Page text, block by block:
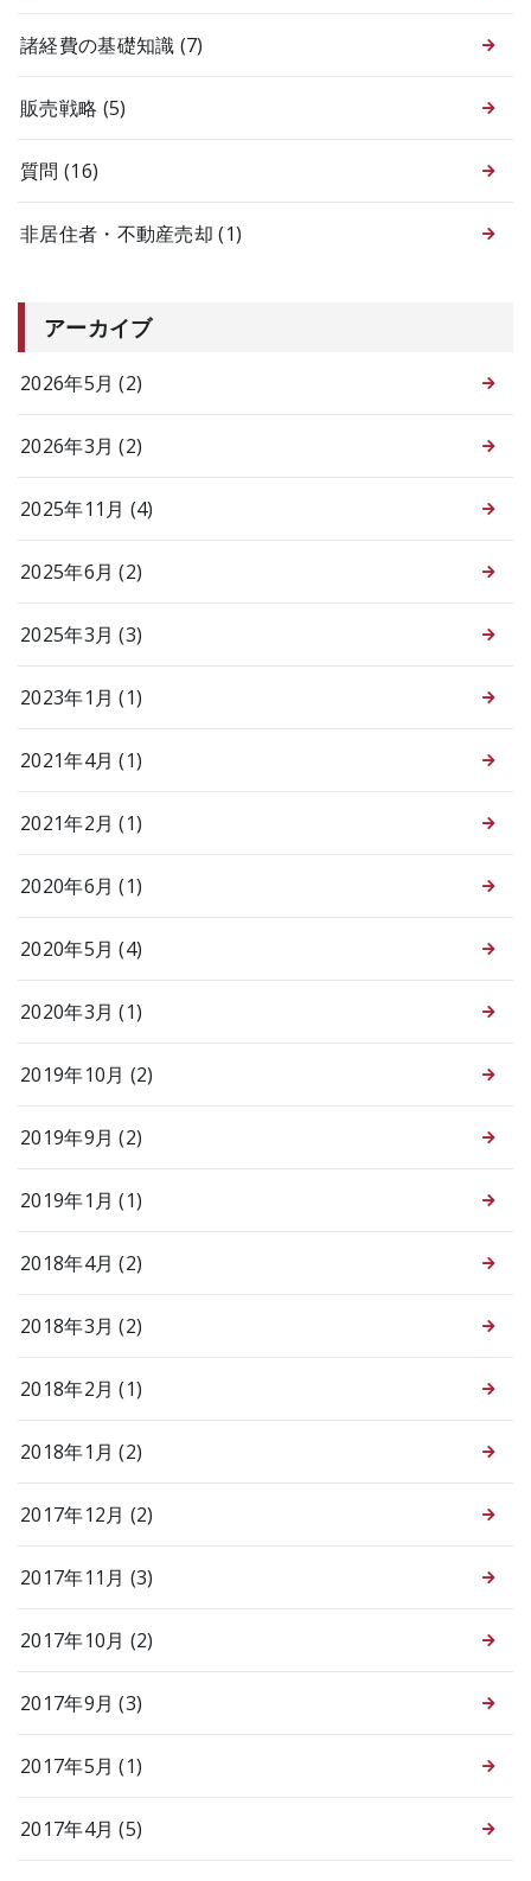
諸経費の基礎知識 (7)
販売戦略 (5)
質問 (16)
非居住者・不動産売却(1)
アーカイブ
2026年5月 (2)
2026年3月 (2)
2025年11月 (4)
2025年6月 (2)
2025年3月 (3)
2023年1月 (1)
2021年4月 (1)
2021年2月 (1)
2020年6月 (1)
2020年5月 (4)
2020年3月 (1)
2019年10月 (2)
2019年9月 (2)
2019年1月 (1)
2018年4月 (2)
2018年3月 (2)
2018年2月 (1)
2018年1月 (2)
2017年12月 (2)
2017年11月 (3)
2017年10月 (2)
2017年9月 (3)
2017年5月 (1)
2017年4月 (5)